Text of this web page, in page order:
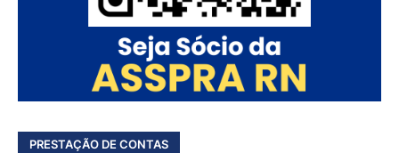
PRESTAÇÃO DE CONTAS